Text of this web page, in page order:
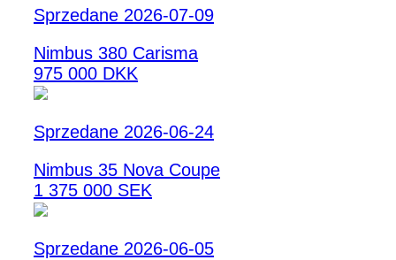
Sprzedane 2026-07-09
Nimbus 380 Carisma
975 000 DKK
Sprzedane 2026-06-24
Nimbus 35 Nova Coupe
1 375 000 SEK
Sprzedane 2026-06-05